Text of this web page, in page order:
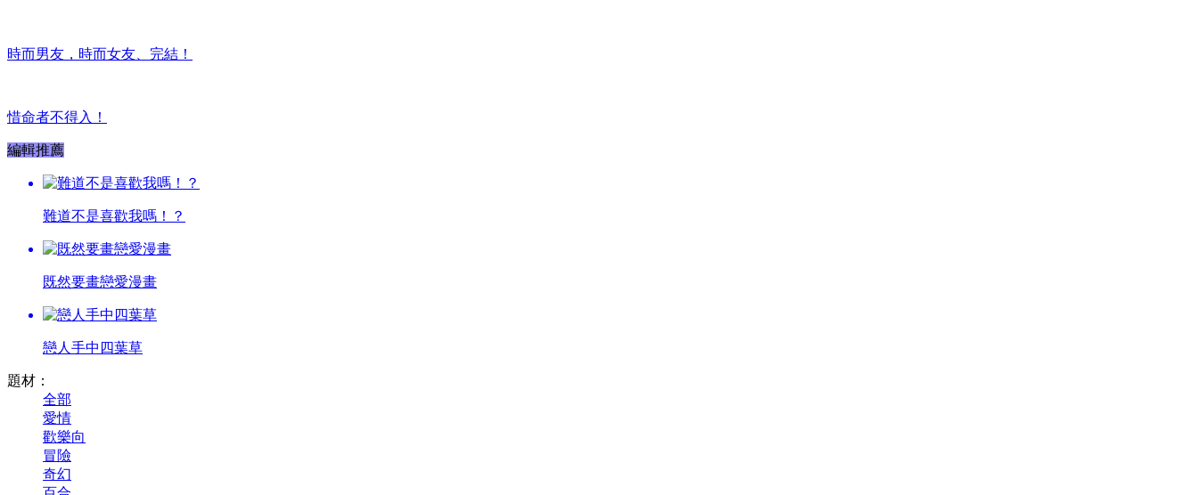
時而男友，時而女友、完結！
惜命者不得入！
編輯推薦
難道不是喜歡我嗎！？
既然要畫戀愛漫畫
戀人手中四葉草
題材：
全部
愛情
歡樂向
冒險
奇幻